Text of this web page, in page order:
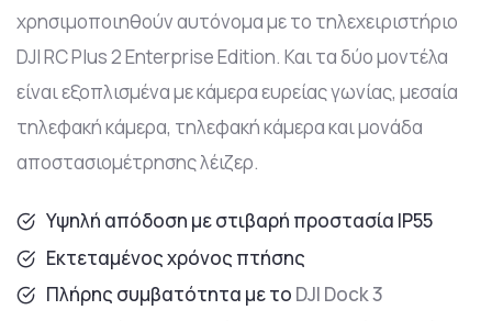
χρησιμοποιηθούν αυτόνομα με το τηλεχειριστήριο
DJI RC Plus 2 Enterprise Edition. Και τα δύο μοντέλα
είναι εξοπλισμένα με κάμερα ευρείας γωνίας, μεσαία
τηλεφακή κάμερα, τηλεφακή κάμερα και μονάδα
αποστασιομέτρησης λέιζερ.
Υψηλή απόδοση με στιβαρή προστασία IP55
Εκτεταμένος χρόνος πτήσης
Πλήρης συμβατότητα με το DJI Dock 3